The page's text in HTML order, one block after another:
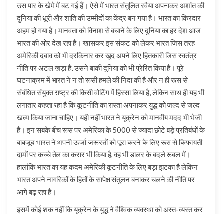
उस पार के खेमे में बट गई हैं। ऐसे में भारत संतुलित रवैया अपनाकर अशांत की
दुनिया की धूरी और शांति की उम्मीदों का केंद्र बन गया है। भारत का किरदार
अहम हो गया है। मानवता को विनाश से बचाने के लिए दुनिया का हर देश आज
भारत की ओर देख रहा है। खासकर इस संकट को लेकर भारत जिस तरह
अमेरिकी दबाव को भी दरकिनार कर खुद अपने लिए हितकारी जिस स्वतंत्र
नीति पर अटल खड़ा है, उसने बाकी दुनिया को भी प्रेरित किया है। पूरे
घटनाक्रम में भारत ने न तो रूसी हमले की निंदा की है और न ही रूस से
संबंधित संयुक्त राष्ट्र की किसी वोटिंग में हिस्सा लिया है, लेकिन साथ ही यह भी
लगातार कहता रहा है कि कूटनीति का रास्ता अपनाकर युद्ध को जल्द से जल्द
खत्म किया जाना चाहिए। यही नहीं भारत ने यूक्रेन को मानवीय मदद भी भेजी
है। इन सबके बीच रूस पर अमेरिका के 5000 से ज्यादा छोटे बड़े प्रतिबंधों के
बावजूद भारत ने अपनी ऊर्जा जरूरतों को पूरा करने के लिए रूस से किफायती
दामों पर कच्चे तेल का करार भी किया है, वह भी डालर के बदले रूबल में।
हालांकि भारत का यह कदम अमेरिकी कूटनीति के लिए बड़ा झटका है लेकिन
भारत अपने नागरिकों के हितों के सापेक्ष संतुलन बनाकर चलने की नीति पर
आगे बढ़ रहा है।
इसमें कोई शक नहीं कि यूक्रेन के युद्ध ने वैश्विक व्यवस्था को अस्त-व्यस्त कर